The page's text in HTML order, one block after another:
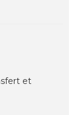
et